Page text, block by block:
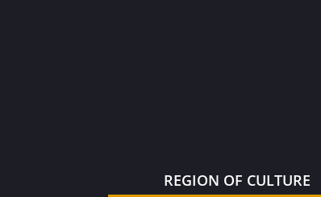
REGION OF CULTURE